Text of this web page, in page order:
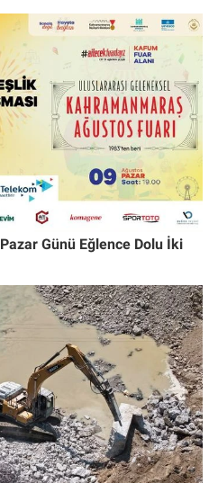
Günü Eğlence Dolu İki